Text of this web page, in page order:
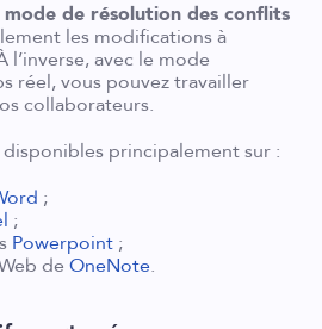
mode de résolution des conflits
les modifications à
avec le mode
réel, vous pouvez travailler
collaborateurs.
principalement sur :
;
;
Powerpoint ;
de OneNote.